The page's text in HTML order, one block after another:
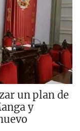
un plan de
y